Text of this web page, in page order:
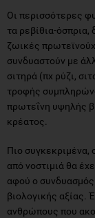
Οι περισσότερες
τα ρεβίθια-
ζωικές
συνδυαστούν με
σιτηρά (πχ ρύζι,
τροφής
πρωτεΐνη υψηλής
κρέατος.
Πιο συγκεκριμένα,
από νοστιμιά θα
αφού ο συνδυασμός
βιολογικής αξίας.
ανθρώπους που